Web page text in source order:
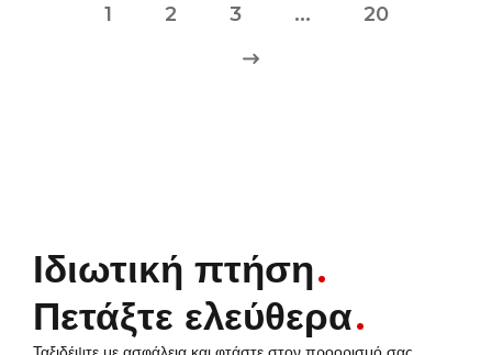
1 2 3 … 20
Ιδιωτική πτήση
Πετάξτε ελεύθερα